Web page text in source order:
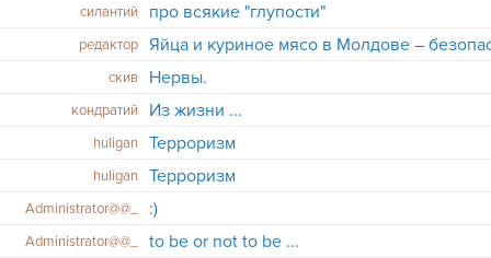
силантий про всякие "глупости"
редактор Яйца и куриное мясо в Молдове –
скив Нервы.
кондратий Из жизни ...
huligan Терроризм
huligan Терроризм
Administrator@@_ :)
Administrator@@_ to be or not to be ...